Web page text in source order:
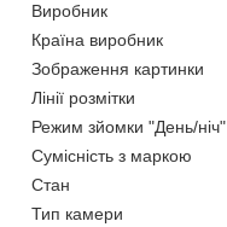
Виробник
Країна виробник
Зображення картинки
Лінії розмітки
Режим зйомки "День/ніч"
Сумісність з маркою
Стан
Тип камери